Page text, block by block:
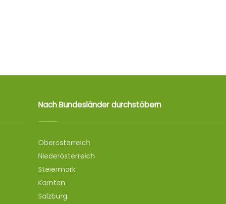
Nach Bundesländer durchstöbern
Oberösterreich
Niederösterreich
Steiermark
Kärnten
Salzburg